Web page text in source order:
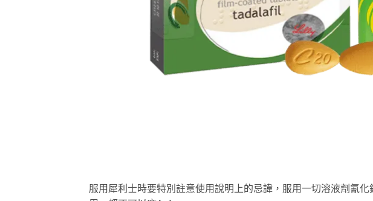
服用犀利士時要特別註意使用說明上的忌諱，服用一切溶液劑氰